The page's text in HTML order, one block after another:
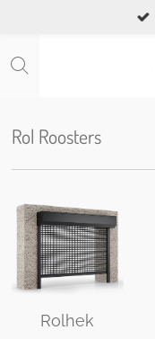
naar
Rol Roosters
Rolhek